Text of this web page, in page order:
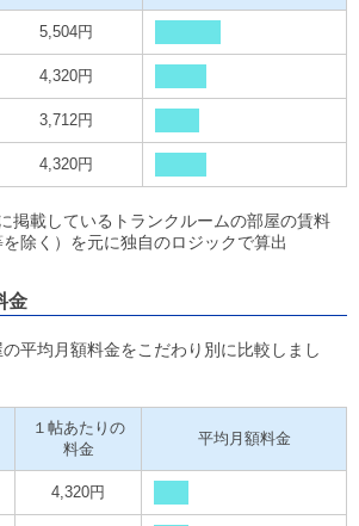
5,504円
4,320円
3,712円
4,320円
掲載しているトランクルームの部屋の賃料
を除く）を元に独自のロジックで算出
金
平均月額料金をこだわり別に比較しまし
１帖あたりの
料金
平均月額料金
4,320円